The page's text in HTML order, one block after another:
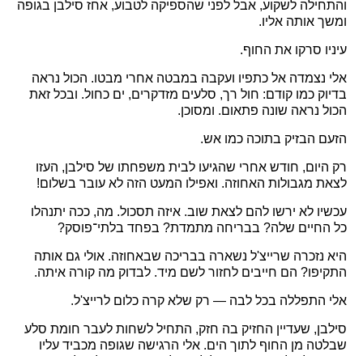
והתחילה לשקוע, אבל לפני שהספיקה לטבוע, אחז סילבן בגופה
ומשך אותה אליו.
עיניו סרקו את החוף.
אלי נצמדה אל כתפיו ועקבה במבטה אחרי מבטו. הכול נראה
בדיוק כמו קודם: חול רך, סלעים מזדקרים, ים כחול. ובכל זאת
הכול נראה שונה פתאום. ומסוכן.
הזעם הבזיק בתוכה כמו אש.
רק היום, חודש אחרי שהגיעו לבית משפחתו של סילבן, העזו
לצאת מגבולות האחוזה. ואפילו המעט הזה לא עובר בשלום!
עכשיו לא ירשו להם לצאת שוב. איזה תסכול. מה, ככה יתנהלו
כל החיים שלה? בבריחה מתמדת? בפחד בלתי־פוסק?
היא נזכרה שרייצ'ל נשארה בבריכה שבאחוזה. אולי גם אותה
התקיפו? הם חייבים לחזור לשם מיד. לבדוק מה קורה איתה.
אלי התפללה בכל לבה — רק שלא קרה כלום לרייצ'ל.
סילבן, שעדיין החזיק בה חזק, התחיל לשחות לעבר חומת סלע
שבלטה מן החוף לתוך הים. אלי הרגישה שגופה מכביד עליו